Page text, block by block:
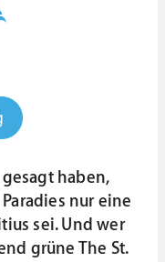
haben,
nur eine
sei. Und wer
grüne The St.